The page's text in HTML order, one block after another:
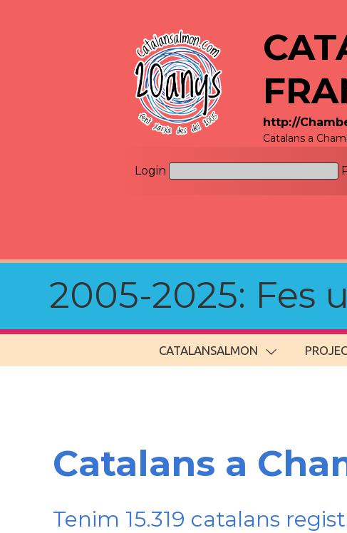
http://
Catalans a
Login
2005-2025: Fes
CATALANSALMON
Catalans a
Tenim 15.319 catalans